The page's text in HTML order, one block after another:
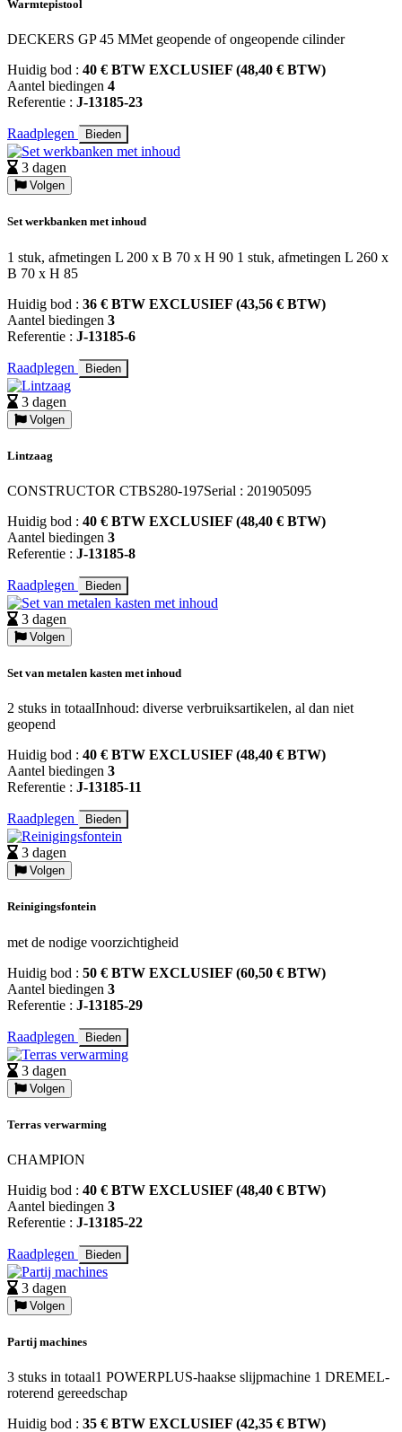
Warmtepistool
DECKERS GP 45 MMet geopende of ongeopende cilinder
Huidig bod : 40 € BTW EXCLUSIEF (48,40 € BTW)
Aantel biedingen 4
Referentie : J-13185-23
Raadplegen Bieden
3 dagen
Volgen
Set werkbanken met inhoud
1 stuk, afmetingen L 200 x B 70 x H 90 1 stuk, afmetingen L 260 x
B 70 x H 85
Huidig bod : 36 € BTW EXCLUSIEF (43,56 € BTW)
Aantel biedingen 3
Referentie : J-13185-6
Raadplegen Bieden
3 dagen
Volgen
Lintzaag
CONSTRUCTOR CTBS280-197Serial : 201905095
Huidig bod : 40 € BTW EXCLUSIEF (48,40 € BTW)
Aantel biedingen 3
Referentie : J-13185-8
Raadplegen Bieden
3 dagen
Volgen
Set van metalen kasten met inhoud
2 stuks in totaalInhoud: diverse verbruiksartikelen, al dan niet
geopend
Huidig bod : 40 € BTW EXCLUSIEF (48,40 € BTW)
Aantel biedingen 3
Referentie : J-13185-11
Raadplegen Bieden
3 dagen
Volgen
Reinigingsfontein
met de nodige voorzichtigheid
Huidig bod : 50 € BTW EXCLUSIEF (60,50 € BTW)
Aantel biedingen 3
Referentie : J-13185-29
Raadplegen Bieden
3 dagen
Volgen
Terras verwarming
CHAMPION
Huidig bod : 40 € BTW EXCLUSIEF (48,40 € BTW)
Aantel biedingen 3
Referentie : J-13185-22
Raadplegen Bieden
3 dagen
Volgen
Partij machines
3 stuks in totaal1 POWERPLUS-haakse slijpmachine 1 DREMEL-
roterend gereedschap
Huidig bod : 35 € BTW EXCLUSIEF (42,35 € BTW)